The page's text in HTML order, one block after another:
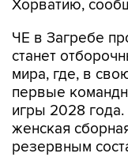
Хорватию,
ЧЕ в Загребе
станет
мира, где, в
первые
игры 2028 года.
женская
резервным